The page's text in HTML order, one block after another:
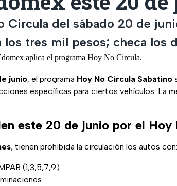
Circula del sábado 20 de
tres mil pesos; checa los
junio, el programa Hoy No Circula Sabatino
específicas para ciertos vehículos. La
este 20 de junio por el
, tienen prohibida la circulación los autos con:
(1,3,5,7,9)